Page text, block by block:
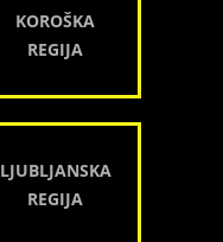
KOROŠKA
REGIJA
LJUBLJANSKA
REGIJA